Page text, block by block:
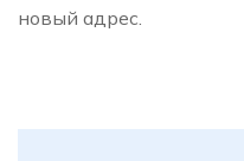
новый адрес.